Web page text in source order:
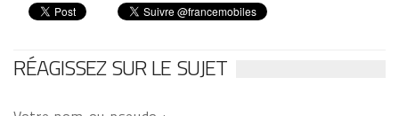
RÉAGISSEZ SUR LE SUJET